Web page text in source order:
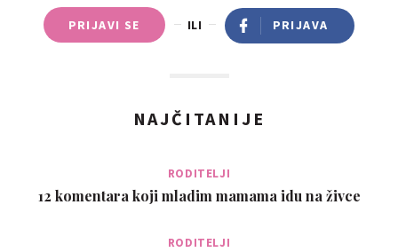
PRIJAVI SE ILI PRIJAVA
NAJČITANIJE
RODITELJI
12 komentara koji mladim mamama idu na živce
RODITELJI